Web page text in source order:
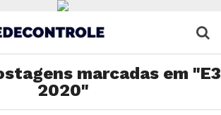
marcadas em "E3
2020"